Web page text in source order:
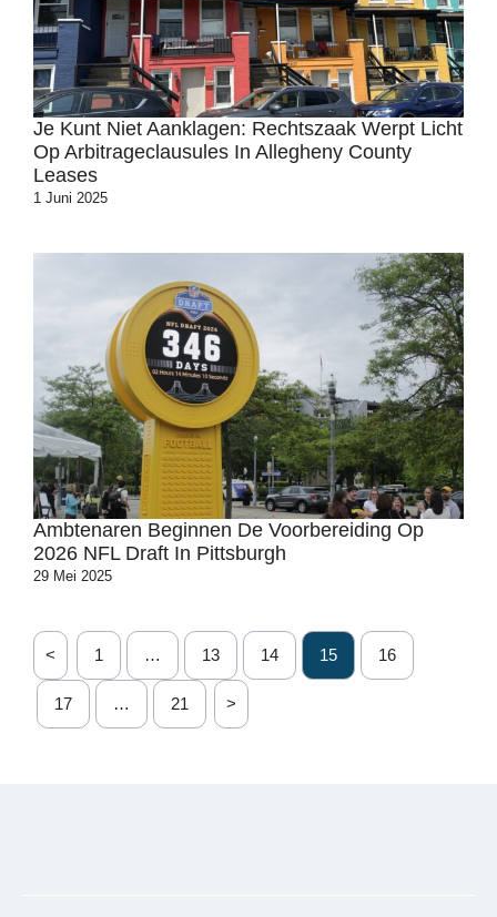
Je Kunt Niet Aanklagen: Rechtszaak Werpt Licht
Op Arbitrageclausules In Allegheny County
Leases
1 Juni 2025
Ambtenaren Beginnen De Voorbereiding Op
2026 NFL Draft In Pittsburgh
29 Mei 2025
< 1 … 13 14 15 16
17 … 21 >